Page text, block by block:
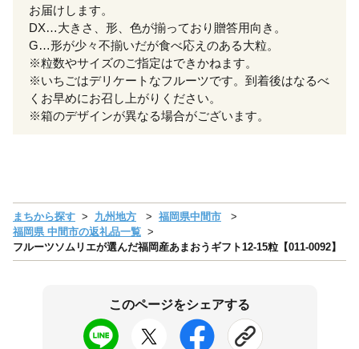
お届けします。
DX…大きさ、形、色が揃っており贈答用向き。
G…形が少々不揃いだが食べ応えのある大粒。
※粒数やサイズのご指定はできかねます。
※いちごはデリケートなフルーツです。到着後はなるべ
くお早めにお召し上がりください。
※箱のデザインが異なる場合がございます。
まちから探す 九州地方
福岡県中間市
福岡県 中間市の返礼品一覧
フルーツソムリエが選んだ福岡産あまおうギフト12-15粒【011-0092】
このページをシェアする